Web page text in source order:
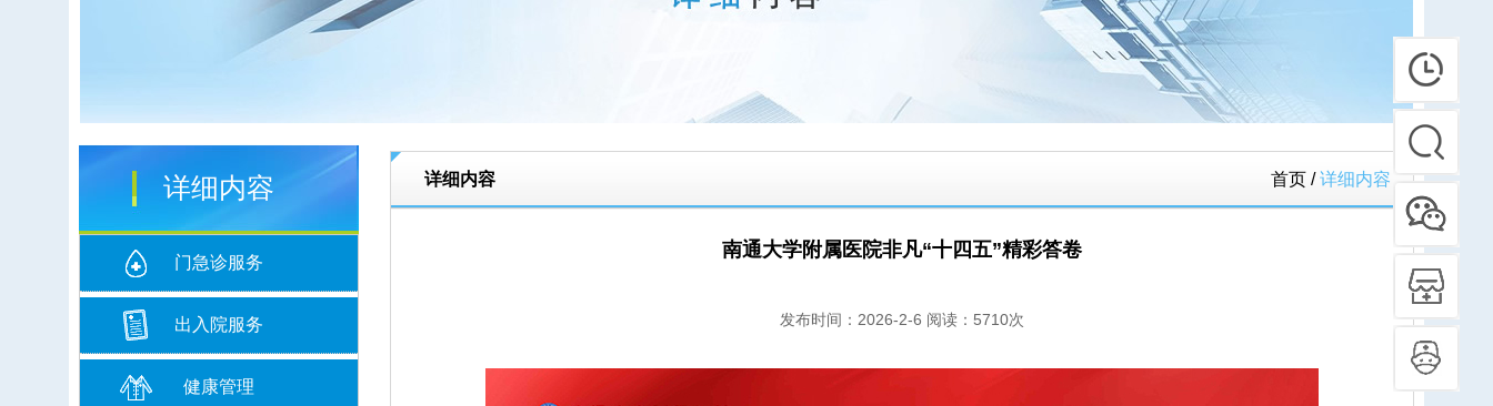
详细内容
门急诊服务
出入院服务
健康管理
详细内容 首页 /详细内容
南通大学附属医院非凡“十四五”精彩答卷
发布时间：2026-2-6 阅读：5710次